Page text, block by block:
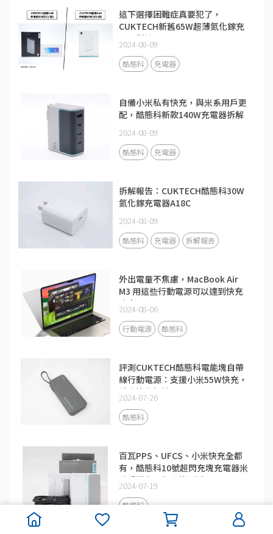
這下選擇困難症真要犯了，
CUKTECH新舊65W超薄氮化鎵充
電器對比
2024-08-09
酷態科 充電器
自備小米私有快充，與米系用戶更
配，酷態科新款140W充電器拆解
2024-08-09
酷態科 充電器
拆解報告：CUKTECH酷態科30W
氮化鎵充電器A18C
2024-08-09
酷態科 充電器 拆解報告
外出電量不焦慮，MacBook Air
M3 用這些行動電源可以達到快充
功率
2024-08-06
行動電源 酷態科
評測CUKTECH酷態科電能塊自帶
線行動電源：支援小米55W快充，
融合快充加持
2024-07-26
酷態科
百瓦PPS、UFCS、小米快充全都
有，酷態科10號超閃充塊充電器米
系手機充電相容性測試
2024-07-19
酷態科